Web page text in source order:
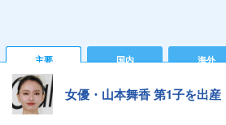
主要 国内 海外
女優・山本舞香 第1子を出産